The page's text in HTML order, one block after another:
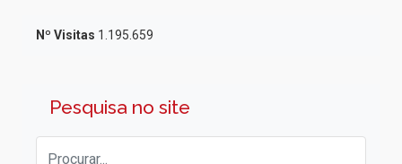
Nº Visitas 1.195.659
Pesquisa no site